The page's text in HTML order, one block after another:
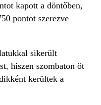
kapott a döntőben,
pontot szerezve
sikerült
hiszen szombaton öt
kerültek a